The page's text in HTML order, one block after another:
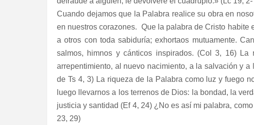
Cuando dejamos que la Palabra realice su obra en
en nuestros corazones. Que la palabra de Cristo habite
a otros con toda sabiduría; exhortaos mutuamente.
salmos, himnos y cánticos inspirados. (Col 3, 16)
arrepentimiento, al nuevo nacimiento, a la salvación y
de Ts 4, 3) La riqueza de la Palabra como luz y fuego
luego llevarnos a los terrenos de Dios: la bondad, la
justicia y santidad (Ef 4, 24) ¿No es así mi palabra,
23, 29)